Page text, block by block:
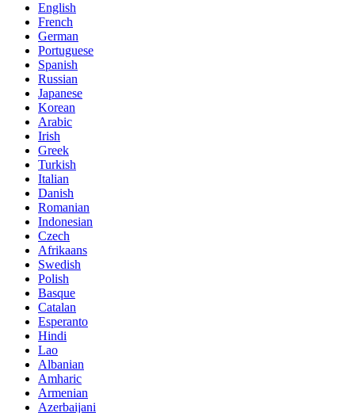
English
French
German
Portuguese
Spanish
Russian
Japanese
Korean
Arabic
Irish
Greek
Turkish
Italian
Danish
Romanian
Indonesian
Czech
Afrikaans
Swedish
Polish
Basque
Catalan
Esperanto
Hindi
Lao
Albanian
Amharic
Armenian
Azerbaijani